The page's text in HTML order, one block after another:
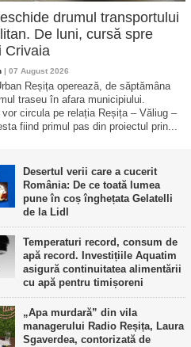
drumul transportului
De luni, cursă spre
Crivaia
| 07 August 2026
Reșița operează, de săptămâna
traseu în afara municipiului.
circula pe relația Reșița – Văliug –
fiind primul pas din proiectul prin...
Desertul verii care a cucerit
România: De ce toată lumea
pune în coș înghețata Gelatelli
de la Lidl
Temperaturi record, consum de
apă record. Investițiile Aquatim
asigură continuitatea alimentării
cu apă pentru timișoreni
„Apa murdară” din vila
managerului Radio Reșița, Laura
Sgaverdea, contorizată de